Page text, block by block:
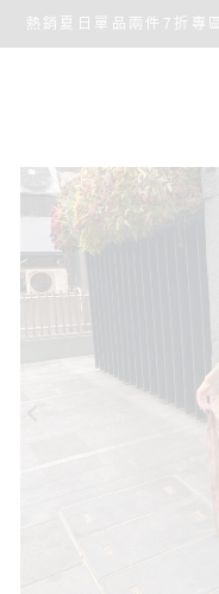
熱銷夏日單品兩件7折